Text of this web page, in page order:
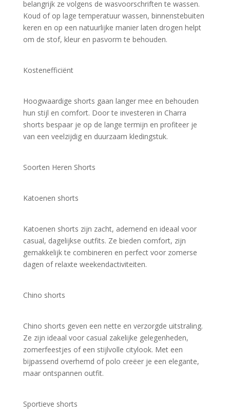
belangrijk ze volgens de wasvoorschriften te wassen.
Koud of op lage temperatuur wassen, binnenstebuiten
keren en op een natuurlijke manier laten drogen helpt
om de stof, kleur en pasvorm te behouden.
Kostenefficiënt
Hoogwaardige shorts gaan langer mee en behouden
hun stijl en comfort. Door te investeren in Charra
shorts bespaar je op de lange termijn en profiteer je
van een veelzijdig en duurzaam kledingstuk.
Soorten Heren Shorts
Katoenen shorts
Katoenen shorts zijn zacht, ademend en ideaal voor
casual, dagelijkse outfits. Ze bieden comfort, zijn
gemakkelijk te combineren en perfect voor zomerse
dagen of relaxte weekendactiviteiten.
Chino shorts
Chino shorts geven een nette en verzorgde uitstraling.
Ze zijn ideaal voor casual zakelijke gelegenheden,
zomerfeestjes of een stijlvolle citylook. Met een
bijpassend overhemd of polo creëer je een elegante,
maar ontspannen outfit.
Sportieve shorts